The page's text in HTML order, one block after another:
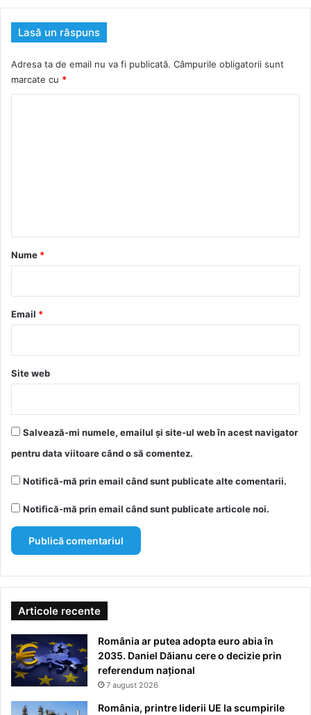
Lasă un răspuns
Adresa ta de email nu va fi publicată. Câmpurile obligatorii sunt
marcate cu *
r
*
Nume *
Email *
Site web
Salvează-mi numele, emailul și site-ul web în acest navigator
pentru data viitoare când o să comentez.
Notifică-mă prin email când sunt publicate alte comentarii.
Notifică-mă prin email când sunt publicate articole noi.
Articole recente
România ar putea adopta euro abia în
2035. Daniel Dăianu cere o decizie prin
referendum național
7 august 2026
România, printre liderii UE la scumpirile